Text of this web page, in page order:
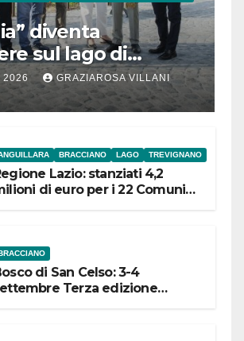
diventa
sul lago di
ieri
2026 GRAZIAROSA VILLANI
BRACCIANO LAGO TREVIGNANO
Lazio: stanziati 4,2
di euro per i 22 Comuni
di San Celso: 3-4
Terza edizione